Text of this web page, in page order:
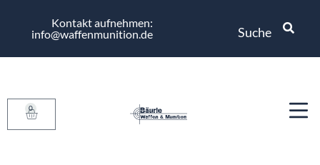
Kontakt aufnehmen:
info@waffenmunition.de
Suche
0